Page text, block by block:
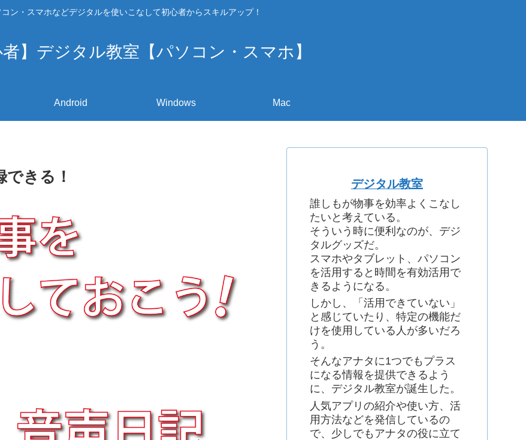
ン・スマホなどデジタルを使いこなして初心者からスキルアップ！
者】デジタル教室【パソコン・スマホ】
Android Windows Mac
きる！ デジタル教室
誰しもが物事を効率よくこなし
たいと考えている。
そういう時に便利なのが、デジ
タルグッズだ。
スマホやタブレット、パソコン
を活用すると時間を有効活用で
きるようになる。
しかし、「活用できていない」
と感じていたり、特定の機能だ
けを使用している人が多いだろ
う。
そんなアナタに1つでもプラス
になる情報を提供できるよう
に、デジタル教室が誕生した。
人気アプリの紹介や使い方、活
用方法などを発信しているの
で、少しでもアナタの役に立て